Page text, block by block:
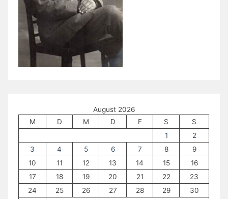
August 2026
M
D M D F S
S
1
2
3
4 5 6 7 8
9
10
11 12 13 14 15
16
17
18 19 20 21 22
23
24
25 26 27 28 29
30